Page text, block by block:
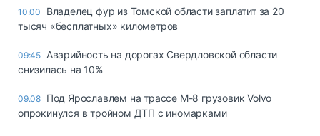
10:00
Владелец фур из Томской области заплатит за 20
тысяч «бесплатных» километров
09:45 Аварийность на дорогах Свердловской области
снизилась на 10%
09.08 Под Ярославлем на трассе М-8 грузовик Volvo
опрокинулся в тройном ДТП с иномарками